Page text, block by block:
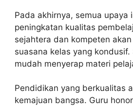
Pada akhirnya, semua upaya
peningkatan kualitas
sejahtera dan kompeten
suasana kelas yang
mudah menyerap materi
Pendidikan yang berkualitas
kemajuan bangsa. Guru